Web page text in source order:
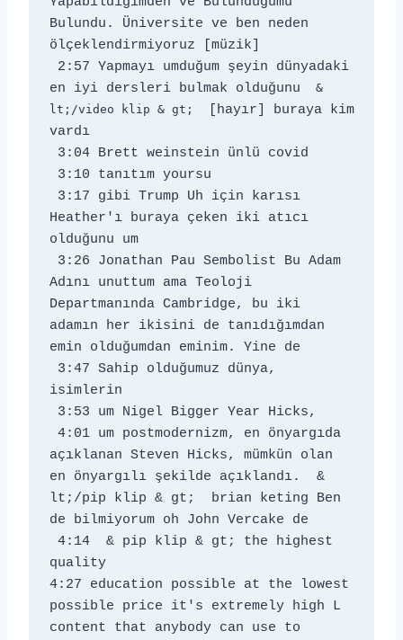
Bulundu. Üniversite ve ben neden
ölçeklendirmiyoruz [müzik]
en iyi dersleri bulmak olduğunu
&
lt;/video klip & gt;
[hayır] buraya kim
vardı
3:04 Brett weinstein ünlü covid
3:10 tanıtım yoursu
Heather'ı buraya çeken iki atıcı
olduğunu um
Adını unuttum ama Teoloji
Departmanında Cambridge, bu iki
adamın her ikisini de tanıdığımdan
emin olduğumdan eminim. Yine de
isimlerin
3:53 um Nigel Bigger Year Hicks,
açıklanan Steven Hicks, mümkün olan
en önyargılı şekilde açıklandı.
&
lt;/pip klip & gt;  brian keting Ben
de bilmiyorum oh John Vercake de
4:14
& pip klip & gt; the highest
quality
4:27 education possible at the lowest
possible price it's extremely high L
content that anybody can use to